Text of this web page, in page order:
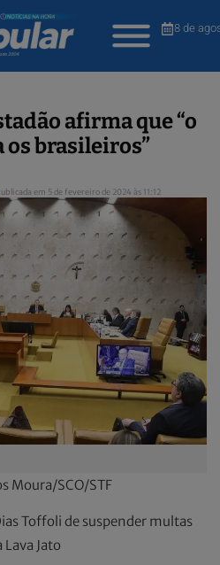
8 de
afirma que “o
os brasileiros”
em 5 de fevereiro de 2024 às 11:12
Moura/SCO/STF
Toffoli de suspender multas
Jato